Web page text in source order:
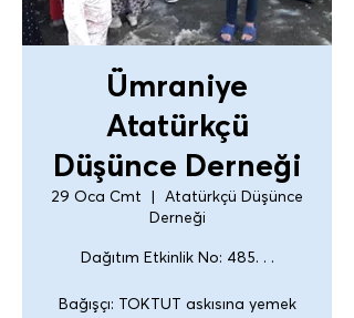
Ümraniye
Atatürkçü
Düşünce Derneği
29 Oca Cmt
Atatürkçü Düşünce
Derneği
Dağıtım Etkinlik No: 485. . .
Bağışçı: TOKTUT askısına yemek